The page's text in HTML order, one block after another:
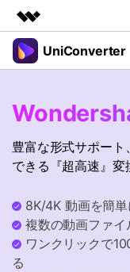
製品
ユーティリティ
概要
ソリューション
プラン＆価格
サポート
UniConverter
UniConverter-動画
UniConverter
音
確か
オンラインツール
オ
動画
Ver17へアップグレ
使い方&コツ
豊富な形式サポー
できる『超高速』変
8K/4K 動画を簡
複数の動画ファ
ワンクリックで
る